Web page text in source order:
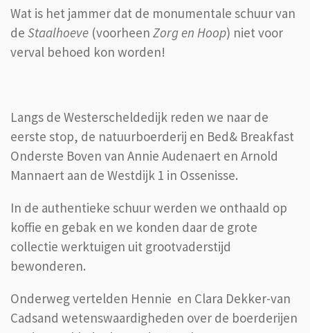
Wat is het jammer dat de monumentale schuur van
de Staalhoeve (voorheen Zorg en Hoop) niet voor
verval behoed kon worden!
Langs de Westerscheldedijk reden we naar de
eerste stop, de natuurboerderij en Bed& Breakfast
Onderste Boven van Annie Audenaert en Arnold
Mannaert aan de Westdijk 1 in Ossenisse.
In de authentieke schuur werden we onthaald op
koffie en gebak en we konden daar de grote
collectie werktuigen uit grootvaderstijd
bewonderen.
Onderweg vertelden Hennie en Clara Dekker-van
Cadsand wetenswaardigheden over de boerderijen